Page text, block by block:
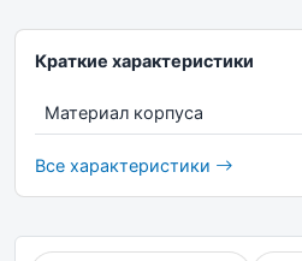
Краткие характеристики
Материал корпуса
Все характеристики